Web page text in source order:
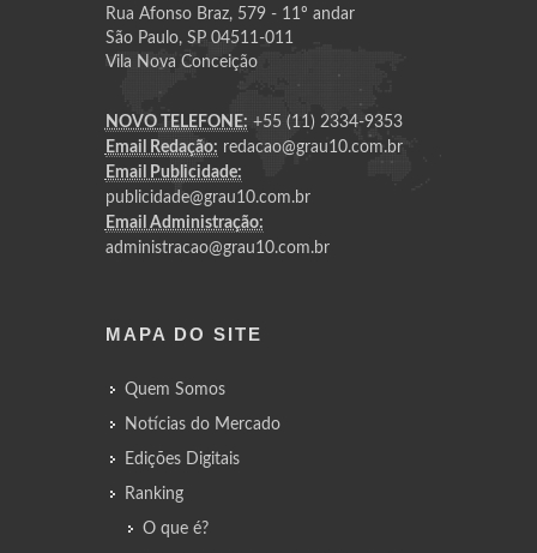
Rua Afonso Braz, 579 - 11º andar
São Paulo, SP 04511-011
Vila Nova Conceição
NOVO TELEFONE: +55 (11) 2334-9353
Email Redação: redacao@grau10.com.br
Email Publicidade:
publicidade@grau10.com.br
Email Administração:
administracao@grau10.com.br
MAPA DO SITE
Quem Somos
Notícias do Mercado
Edições Digitais
Ranking
O que é?